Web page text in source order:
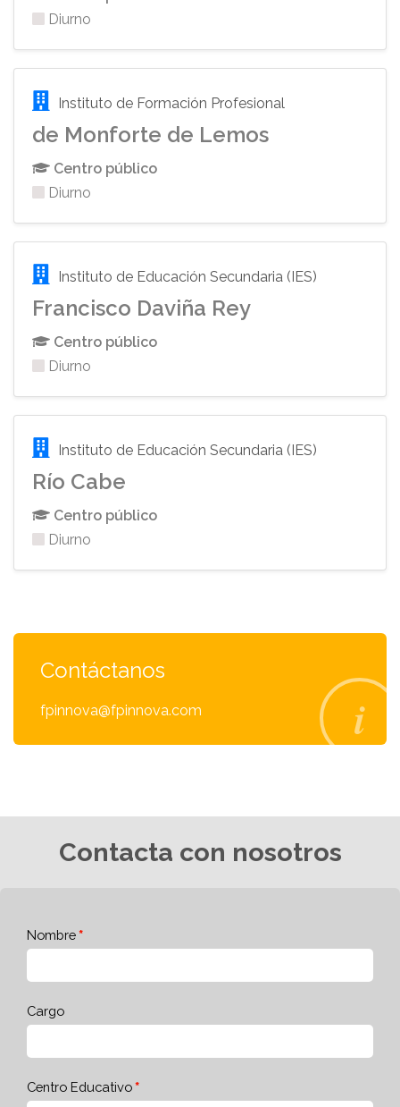
Diurno
Instituto de Formación Profesional
de Monforte de Lemos
Centro público
Diurno
Instituto de Educación Secundaria (IES)
Francisco Daviña Rey
Centro público
Diurno
Instituto de Educación Secundaria (IES)
Río Cabe
Centro público
Diurno
Contáctanos
fpinnova@fpinnova.com
Contacta con nosotros
Nombre
Cargo
Centro Educativo